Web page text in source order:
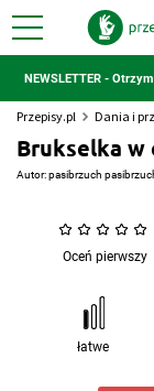
NEWSLETTER -
Przepisy.pl Dania i
Brukselka w
Autor:pasibrzuch
Oceń pierwszy
łatwe